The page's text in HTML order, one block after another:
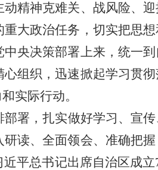
精神克难关、战风险、
大政治任务，切实把思
央决策部署上来，统一
组织，迅速掀起学习贯
实际行动。
署，扎实做好学习、宣
读、全面领会、准确把握
平总书记出席自治区成立